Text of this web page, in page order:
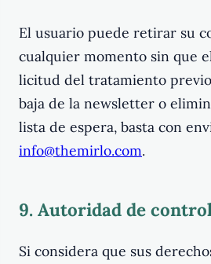
El usuario puede retirar su
cualquier momento sin que
licitud del tratamiento
baja de la newsletter o
lista de espera, basta con
info@themirlo.com.
9. Autoridad de
Si considera que sus